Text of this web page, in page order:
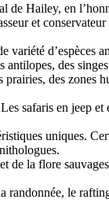
de Hailey, en
et
d’espèces
des
des zones
safaris en jeep
uniques.
la flore
randonnée, le